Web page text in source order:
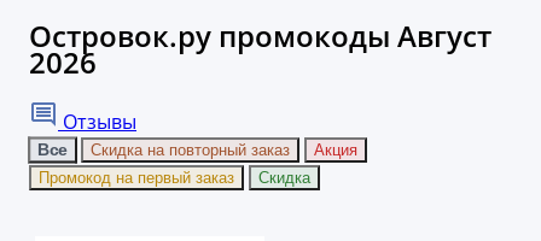
Островок.ру промокоды Август
2026
Отзывы
Все Скидка на повторный заказ
Акция
Промокод на первый заказ
Скидка